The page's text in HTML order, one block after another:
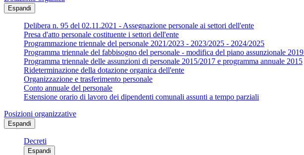
Espandi
Delibera n. 95 del 02.11.2021 - Assegnazione personale ai settori dell'ente
Presa d'atto personale costituente i settori dell'ente
Programmazione triennale del personale 2021/2023 - 2023/2025 - 2024/2025
Programma triennale del fabbisogno del personale - modifica del piano assunzionale
Programma triennale delle assunzioni di personale 2015/2017 e programma annuale 2015
Rideterminazione della dotazione organica dell'ente
Organizzazione e trasferimento personale
Conto annuale del personale
Estensione orario di lavoro dei dipendenti comunali assunti a tempo parziali
Posizioni organizzative
Espandi
Decreti
Espandi